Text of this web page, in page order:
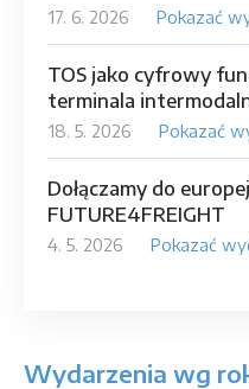
17. 6. 2026 Pokazać
TOS jako cyfrowy
terminala
18. 5. 2026 Pokazać
Dołączamy do
FUTURE4FREIGHT
4. 5. 2026 Pokazać
Wydarzenia wg